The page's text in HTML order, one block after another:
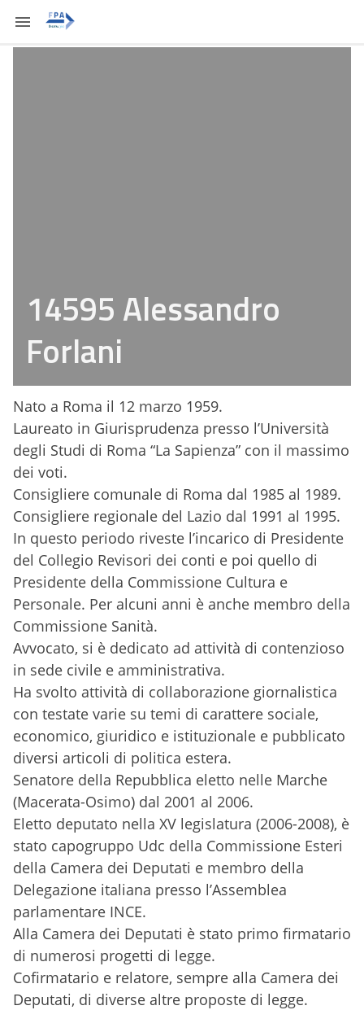
14595 Alessandro
Forlani
Nato a Roma il 12 marzo 1959.
Laureato in Giurisprudenza presso l’Università
degli Studi di Roma “La Sapienza” con il massimo
dei voti.
Consigliere comunale di Roma dal 1985 al 1989.
Consigliere regionale del Lazio dal 1991 al 1995.
In questo periodo riveste l’incarico di Presidente
del Collegio Revisori dei conti e poi quello di
Presidente della Commissione Cultura e
Personale. Per alcuni anni è anche membro della
Commissione Sanità.
Avvocato, si è dedicato ad attività di contenzioso
in sede civile e amministrativa.
Ha svolto attività di collaborazione giornalistica
con testate varie su temi di carattere sociale,
economico, giuridico e istituzionale e pubblicato
diversi articoli di politica estera.
Senatore della Repubblica eletto nelle Marche
(Macerata-Osimo) dal 2001 al 2006.
Eletto deputato nella XV legislatura (2006-2008), è
stato capogruppo Udc della Commissione Esteri
della Camera dei Deputati e membro della
Delegazione italiana presso l’Assemblea
parlamentare INCE.
Alla Camera dei Deputati è stato primo firmatario
di numerosi progetti di legge.
Cofirmatario e relatore, sempre alla Camera dei
Deputati, di diverse altre proposte di legge.